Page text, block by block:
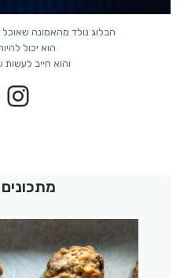
הבלוג נולד מהאמונה שאוכל
הוא יכול
והוא חייב